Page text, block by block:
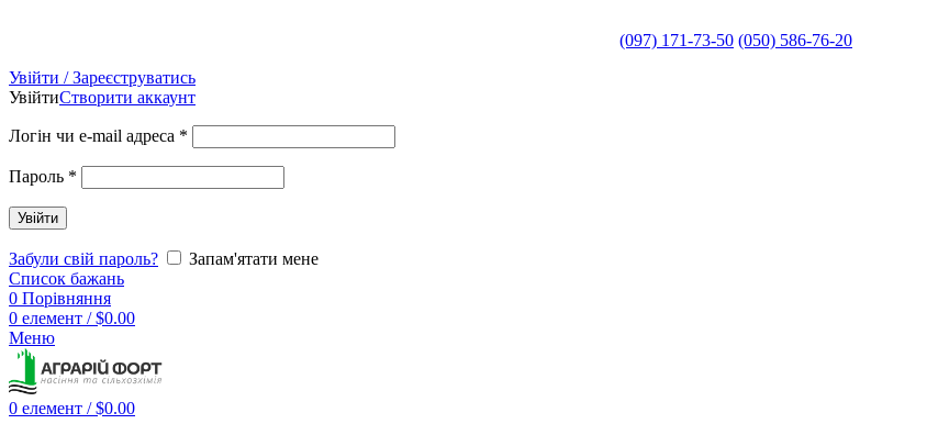
(097) 171-73-50 (050) 586-76-20
Увійти / Зареєструватись
УвійтиСтворити аккаунт
Логін чи e-mail адреса *
Пароль *
Увійти
Забули свій пароль?
Запам'ятати мене
Список бажань
0 Порівняння
0 елемент / $0.00
Меню
0 елемент / $0.00